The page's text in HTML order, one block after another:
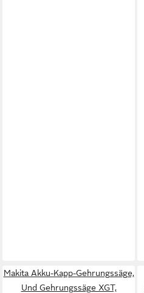
Makita Akku-Kapp-Gehrungssäge,
Und Gehrungssäge XGT,